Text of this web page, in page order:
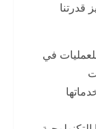
قدرتنا
في